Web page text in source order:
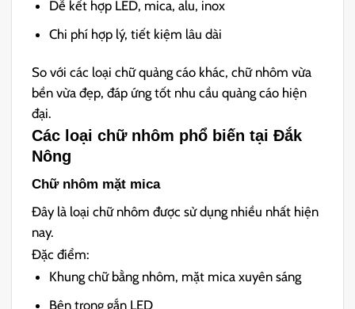
Dễ kết hợp LED, mica, alu, inox
Chi phí hợp lý, tiết kiệm lâu dài
So với các loại chữ quảng cáo khác, chữ nhôm vừa
bền vừa đẹp, đáp ứng tốt nhu cầu quảng cáo hiện
đại.
Các loại chữ nhôm phổ biến tại Đắk
Nông
Chữ nhôm mặt mica
Đây là loại chữ nhôm được sử dụng nhiều nhất hiện
nay.
Đặc điểm:
Khung chữ bằng nhôm, mặt mica xuyên sáng
Bên trong gắn LED